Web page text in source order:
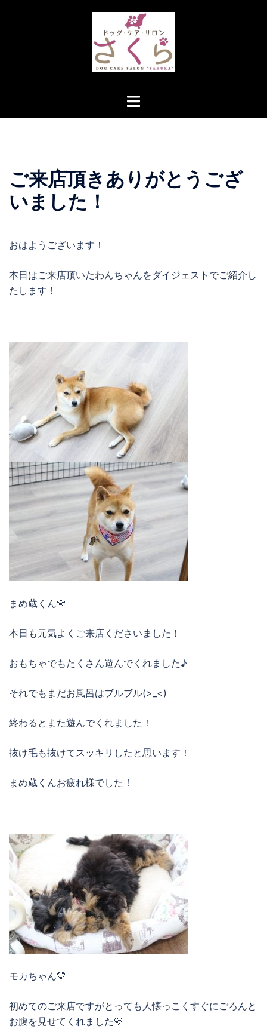
キ
ト
ュ
ー
ご来店頂きありがとうござ
いました！
おはようございます！
本日はご来店頂いたわんちゃんをダイジェストでご紹介し
たします！
まめ蔵くん💛
本日も元気よくご来店くださいました！
おもちゃでもたくさん遊んでくれました♪
それでもまだお風呂はブルブル(>_<)
終わるとまた遊んでくれました！
抜け毛も抜けてスッキリしたと思います！
まめ蔵くんお疲れ様でした！
モカちゃん💛
初めてのご来店ですがとっても人懐っこくすぐにごろんと
お腹を見せてくれました💛